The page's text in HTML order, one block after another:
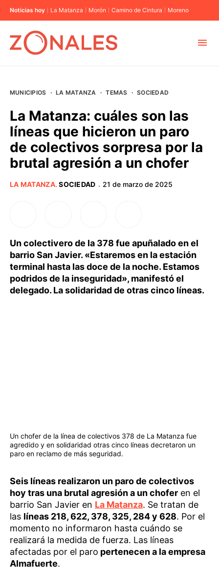
Noticias hoy La Matanza Morón Camino de Cintura Moreno
BUENOS AIRES
PROVINCIAS
MUNICIPIOS · LA MATANZA · TEMAS · SOCIEDAD
La Matanza: cuáles son las
líneas que hicieron un paro
de colectivos sorpresa por la
brutal agresión a un chofer
LA MATANZA.SOCIEDAD · 21 de marzo de 2025
Un colectivero de la 378 fue apuñalado en el
barrio San Javier. «Estaremos en la estación
terminal hasta las doce de la noche. Estamos
podridos de la inseguridad», manifestó el
delegado. La solidaridad de otras cinco líneas.
Un chofer de la línea de colectivos 378 de La Matanza fue
agredido y en solidaridad otras cinco líneas decretaron un
paro en reclamo de más seguridad.
Seis líneas realizaron un paro de colectivos
hoy tras una brutal agresión a un chofer en el
barrio San Javier en La Matanza. Se tratan de
las líneas 218, 622, 378, 325, 284 y 628. Por el
momento no informaron hasta cuándo se
realizará la medida de fuerza. Las líneas
afectadas por el paro pertenecen a la empresa
Almafuerte.